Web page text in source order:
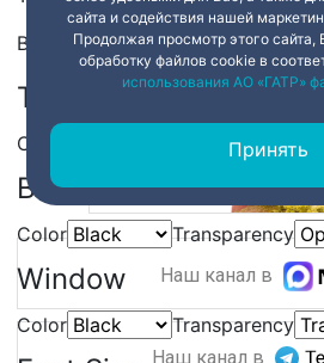
Beginning of dialog window.
Text
Color Transparency
Background
Color Transparency
Window
Color Transparency
Наш канал в
Наш канал в
сайта и содействия нашей
Продолжая просмотр этого сайта,
обработку файлов cookie в
использования АО «ГАТР»
Принять